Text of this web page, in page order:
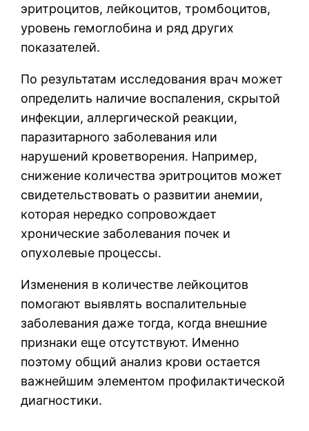
эритроцитов, лейкоцитов, тромбоцитов,
уровень гемоглобина и ряд других
показателей.
По результатам исследования врач может
определить наличие воспаления, скрытой
инфекции, аллергической реакции,
паразитарного заболевания или
нарушений кроветворения. Например,
снижение количества эритроцитов может
свидетельствовать о развитии анемии,
которая нередко сопровождает
хронические заболевания почек и
опухолевые процессы.
Изменения в количестве лейкоцитов
помогают выявлять воспалительные
заболевания даже тогда, когда внешние
признаки еще отсутствуют. Именно
поэтому общий анализ крови остается
важнейшим элементом профилактической
диагностики.